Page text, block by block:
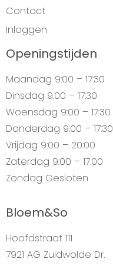
Contact
Inloggen
Openingstijden
Maandag 9:00 – 17:30
Dinsdag 9:00 – 17:30
Woensdag 9:00 – 17:30
Donderdag 9:00 – 17:30
Vrijdag 9:00 – 20:00
Zaterdag 9:00 – 17.00
Zondag Gesloten
Bloem&So
Hoofdstraat 111
7921 AG Zuidwolde Dr.